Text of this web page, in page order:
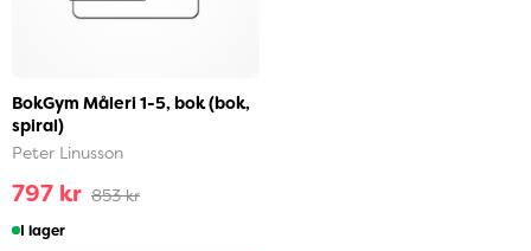
BokGym Måleri 1-5, bok (bok,
spiral)
Peter Linusson
797 kr 853 kr
I lager